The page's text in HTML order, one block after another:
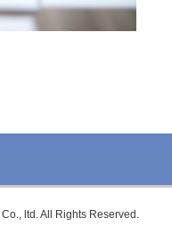
ltd. All Rights Reserved.